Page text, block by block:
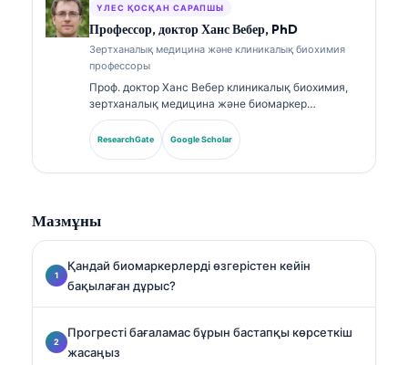
қатысты кеңінен жариялады.
ҮЛЕС ҚОСҚАН САРАПШЫ
Профессор, доктор Ханс Вебер, PhD
Зертханалық медицина және клиникалық биохимия
профессоры
Проф. доктор Ханс Вебер клиникалық биохимия,
зертханалық медицина және биомаркер
зерттеулері саласында 30+ жылдық тәжірибесін
ұсынады. Германияның клиникалық химия
қоғамының бұрынғы президенті бола отырып, ол
маманданған.
ResearchGate Google Scholar
Мазмұны
Қандай биомаркерлерді өзгерістен кейін
бақылаған дұрыс?
Прогресті бағаламас бұрын бастапқы көрсеткіш
жасаңыз